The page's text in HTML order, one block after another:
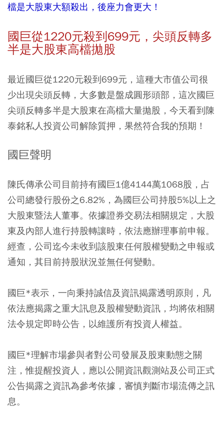
檔是大股東大額殺出，後座力會更大！
國巨從1220元殺到699元，尖頭反轉多
半是大股東高檔拋股
最近國巨從1220元殺到699元，這種大市值公司很
少出現尖頭反轉，大多數是盤成圓形頭部，這次國巨
尖頭反轉多半是大股東在高檔大量拋股，今天看到陳
泰銘私人投資公司解除質押，果然符合我的預期！
國巨聲明
陳氏傳承公司目前持有國巨1億4144萬1068股，占
公司總發行股份之6.82%，為國巨公司持股5%以上之
大股東暨法人董事。依據證券交易法相關規定，大股
東及內部人進行持股轉讓時，依法應辦理事前申報。
經查，公司迄今未收到該股東任何股權變動之申報或
通知，其目前持股狀況並無任何變動。
國巨*表示，一向秉持誠信及資訊揭露透明原則，凡
依法應揭露之重大訊息及股權變動資訊，均將依相關
法令規定即時公告，以維護所有投資人權益。
國巨*理解市場參與者對公司發展及股東動態之關
注，惟提醒投資人，應以公開資訊觀測站及公司正式
公告揭露之資訊為參考依據，審慎判斷市場流傳之訊
息。